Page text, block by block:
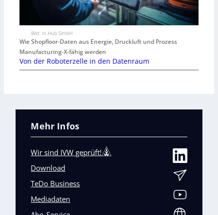
Bild: In.Hub GmbH
Wie Shopfloor-Daten aus Energie, Druckluft und Prozess
Manufacturing-X-fähig werden
Von der Roboterzelle in den Datenraum
Mehr Infos
Wir sind IVW geprüft!
Download
TeDo Business
Mediadaten